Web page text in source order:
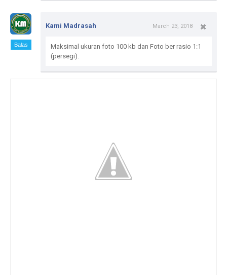
Balas
Kami Madrasah March 23, 2018
Maksimal ukuran foto 100 kb dan Foto ber rasio 1:1
(persegi).